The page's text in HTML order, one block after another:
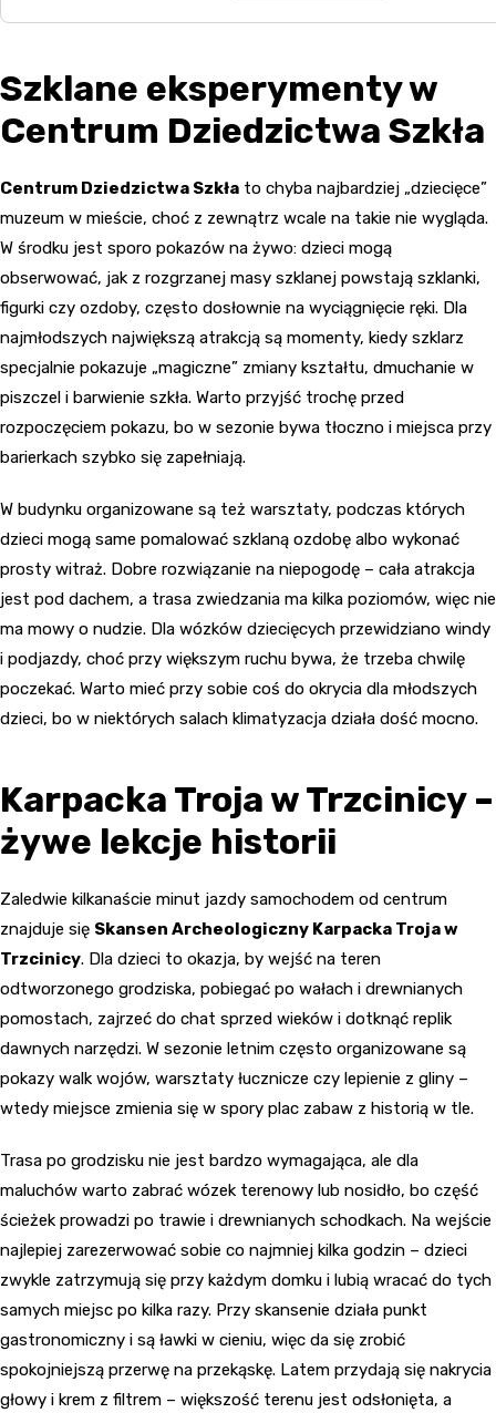
Szklane eksperymenty w
Centrum Dziedzictwa Szkła
Centrum Dziedzictwa Szkła to chyba najbardziej „dziecięce”
muzeum w mieście, choć z zewnątrz wcale na takie nie wygląda.
W środku jest sporo pokazów na żywo: dzieci mogą
obserwować, jak z rozgrzanej masy szklanej powstają szklanki,
figurki czy ozdoby, często dosłownie na wyciągnięcie ręki. Dla
najmłodszych największą atrakcją są momenty, kiedy szklarz
specjalnie pokazuje „magiczne” zmiany kształtu, dmuchanie w
piszczel i barwienie szkła. Warto przyjść trochę przed
rozpoczęciem pokazu, bo w sezonie bywa tłoczno i miejsca przy
barierkach szybko się zapełniają.
W budynku organizowane są też warsztaty, podczas których
dzieci mogą same pomalować szklaną ozdobę albo wykonać
prosty witraż. Dobre rozwiązanie na niepogodę – cała atrakcja
jest pod dachem, a trasa zwiedzania ma kilka poziomów, więc nie
ma mowy o nudzie. Dla wózków dziecięcych przewidziano windy
i podjazdy, choć przy większym ruchu bywa, że trzeba chwilę
poczekać. Warto mieć przy sobie coś do okrycia dla młodszych
dzieci, bo w niektórych salach klimatyzacja działa dość mocno.
Karpacka Troja w Trzcinicy –
żywe lekcje historii
Zaledwie kilkanaście minut jazdy samochodem od centrum
znajduje się Skansen Archeologiczny Karpacka Troja w
Trzcinicy. Dla dzieci to okazja, by wejść na teren
odtworzonego grodziska, pobiegać po wałach i drewnianych
pomostach, zajrzeć do chat sprzed wieków i dotknąć replik
dawnych narzędzi. W sezonie letnim często organizowane są
pokazy walk wojów, warsztaty łucznicze czy lepienie z gliny –
wtedy miejsce zmienia się w spory plac zabaw z historią w tle.
Trasa po grodzisku nie jest bardzo wymagająca, ale dla
maluchów warto zabrać wózek terenowy lub nosidło, bo część
ścieżek prowadzi po trawie i drewnianych schodkach. Na wejście
najlepiej zarezerwować sobie co najmniej kilka godzin – dzieci
zwykle zatrzymują się przy każdym domku i lubią wracać do tych
samych miejsc po kilka razy. Przy skansenie działa punkt
gastronomiczny i są ławki w cieniu, więc da się zrobić
spokojniejszą przerwę na przekąskę. Latem przydają się nakrycia
głowy i krem z filtrem – większość terenu jest odsłonięta, a